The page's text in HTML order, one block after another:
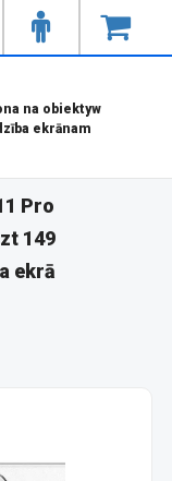
na obiektyw
ekrānam
Pro
149
ekrā